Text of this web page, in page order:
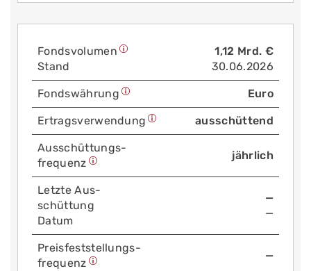
Fonds­volumen
Stand
1,12 Mrd. €
30.06.2026
Fonds­währung Euro
Ertrags­verwendung ausschüttend
Aus­schüttungs­
frequenz
jährlich
Letzte Aus­
schüttung
Datum
—
—
Preis­fest­stellungs­
frequenz
—